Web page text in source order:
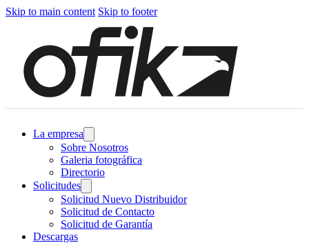
Skip to main content Skip to footer
La empresa
Sobre Nosotros
Galeria fotográfica
Directorio
Solicitudes
Solicitud Nuevo Distribuidor
Solicitud de Contacto
Solicitud de Garantía
Descargas